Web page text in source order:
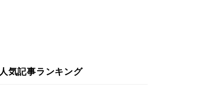
人気記事ランキング